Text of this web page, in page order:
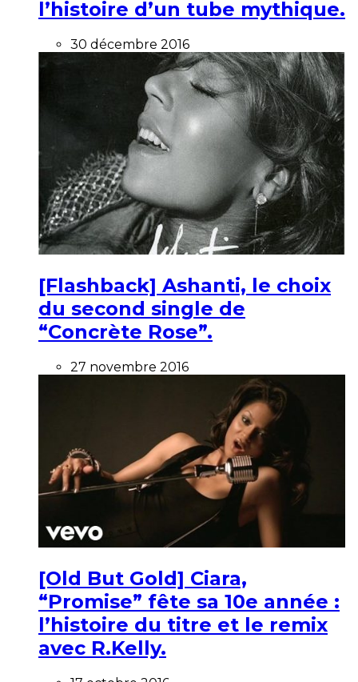
l’histoire d’un tube mythique.
30 décembre 2016
[Flashback] Ashanti, le choix
du second single de
“Concrète Rose”.
27 novembre 2016
[Old But Gold] Ciara,
“Promise” fête sa 10e année :
l’histoire du titre et le remix
avec R.Kelly.